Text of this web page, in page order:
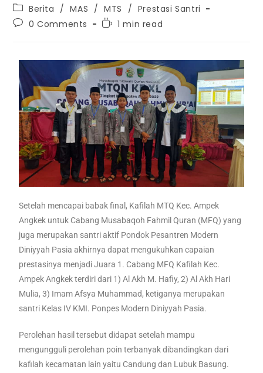
Berita / MAS / MTS / Prestasi Santri
0 Comments
1 min read
Setelah mencapai babak final, Kafilah MTQ Kec. Ampek
Angkek untuk Cabang Musabaqoh Fahmil Quran (MFQ) yang
juga merupakan santri aktif Pondok Pesantren Modern
Diniyyah Pasia akhirnya dapat mengukuhkan capaian
prestasinya menjadi Juara 1. Cabang MFQ Kafilah Kec.
Ampek Angkek terdiri dari 1) Al Akh M. Hafiy, 2) Al Akh Hari
Mulia, 3) Imam Afsya Muhammad, ketiganya merupakan
santri Kelas IV KMI. Ponpes Modern Diniyyah Pasia.
Perolehan hasil tersebut didapat setelah mampu
mengungguli perolehan poin terbanyak dibandingkan dari
kafilah kecamatan lain yaitu Candung dan Lubuk Basung.